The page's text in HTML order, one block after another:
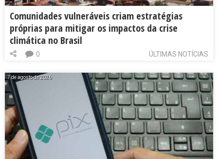
Comunidades vulneráveis criam estratégias
próprias para mitigar os impactos da crise
climática no Brasil
ÚLTIMAS NOTÍCIAS
0
7 de agosto de 2026